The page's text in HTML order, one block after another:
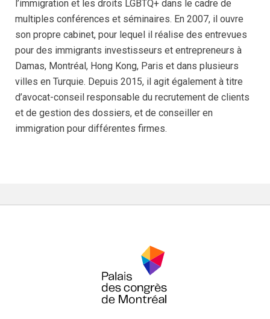
l’immigration et les droits LGBTQ+ dans le cadre de
multiples conférences et séminaires. En 2007, il ouvre
son propre cabinet, pour lequel il réalise des entrevues
pour des immigrants investisseurs et entrepreneurs à
Damas, Montréal, Hong Kong, Paris et dans plusieurs
villes en Turquie. Depuis 2015, il agit également à titre
d’avocat-conseil responsable du recrutement de clients
et de gestion des dossiers, et de conseiller en
immigration pour différentes firmes.